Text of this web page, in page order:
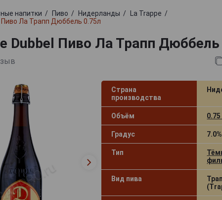
напитки Пиво Нидерланды
La Trappe
Пиво Ла Трапп Дюббель 0.75л
Dubbel Пиво Ла Трапп Дюббель
Страна
производства
Объём 0.75
Градус 7.0%
Тип
Вид пива